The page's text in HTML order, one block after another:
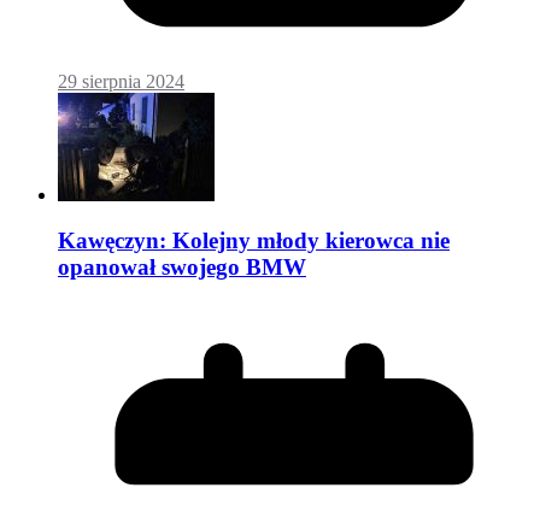
29 sierpnia 2024
Kawęczyn: Kolejny młody kierowca nie
opanował swojego BMW